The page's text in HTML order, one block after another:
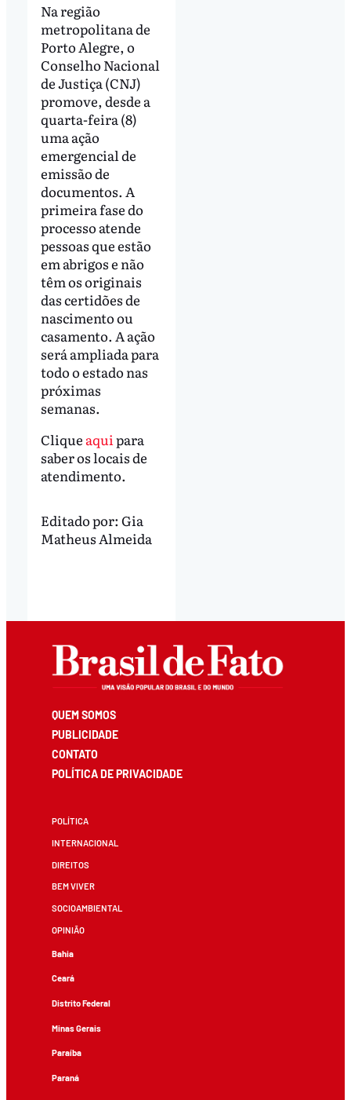
Na região
metropolitana de
Porto Alegre, o
Conselho Nacional
de Justiça (CNJ)
promove, desde a
quarta-feira (8)
uma ação
emergencial de
emissão de
documentos. A
primeira fase do
processo atende
pessoas que estão
em abrigos e não
têm os originais
das certidões de
nascimento ou
casamento. A ação
será ampliada para
todo o estado nas
próximas
semanas.
Clique aquipara
saber os locais de
atendimento.
Editado por: Gia
Matheus Almeida
QUEM SOMOS
PUBLICIDADE
CONTATO
POLÍTICA DE PRIVACIDADE
POLÍTICA
INTERNACIONAL
DIREITOS
BEM VIVER
SOCIOAMBIENTAL
OPINIÃO
Bahia
Ceará
Distrito Federal
Minas Gerais
Paraíba
Paraná